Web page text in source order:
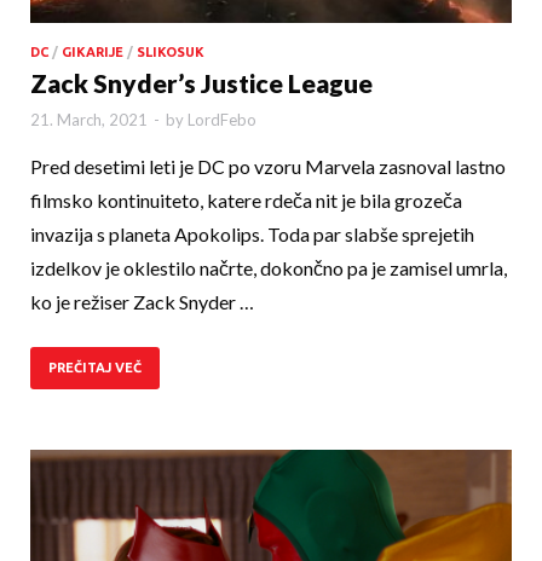
DC / GIKARIJE / SLIKOSUK
Zack Snyder’s Justice League
21. March, 2021 - by LordFebo
Pred desetimi leti je DC po vzoru Marvela zasnoval lastno
filmsko kontinuiteto, katere rdeča nit je bila grozeča
invazija s planeta Apokolips. Toda par slabše sprejetih
izdelkov je oklestilo načrte, dokončno pa je zamisel umrla,
ko je režiser Zack Snyder …
PREČITAJ VEČ